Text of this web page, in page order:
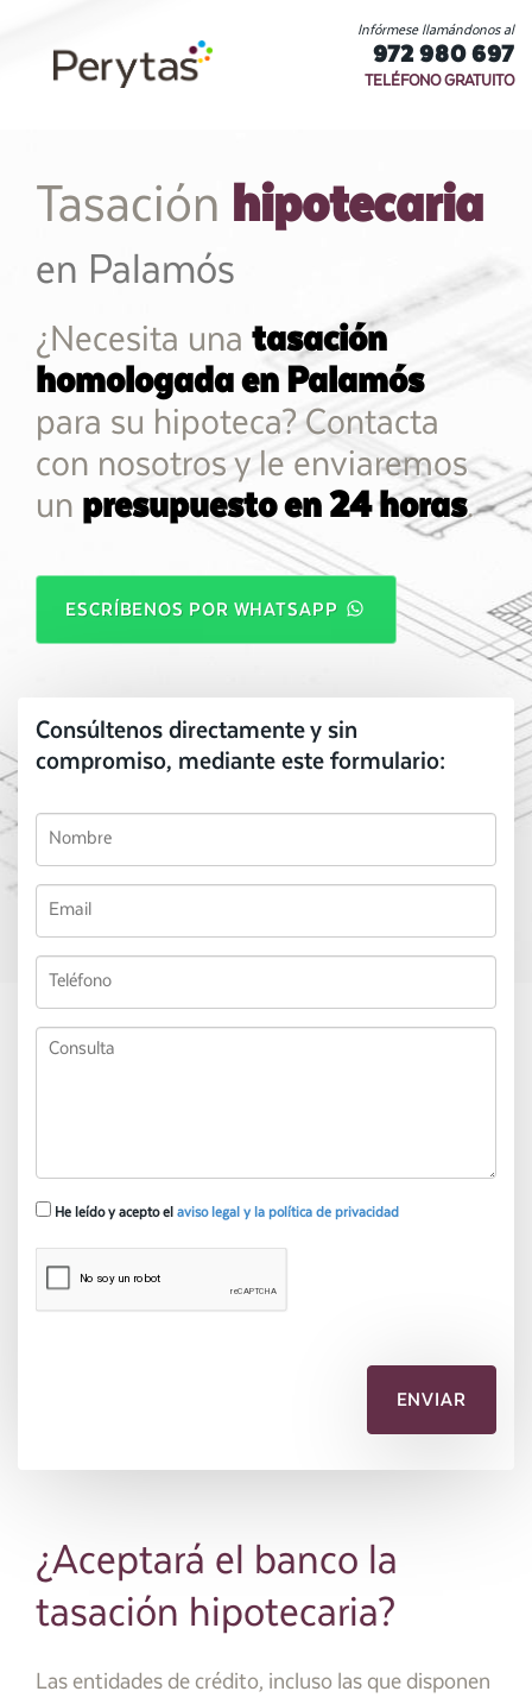
Infórmese llamándonos al
972 980 697
TELÉFONO GRATUITO
Tasación hipotecaria
en Palamós
¿Necesita una tasación
homologada en Palamós
para su hipoteca? Contacta
con nosotros y le enviaremos
un presupuesto en 24 horas.
ESCRÍBENOS POR WHATSAPP
Consúltenos directamente y sin
compromiso, mediante este formulario:
He leído y acepto el aviso legal y la política de privacidad
¿Aceptará el banco la
tasación hipotecaria?
Las entidades de crédito, incluso las que disponen